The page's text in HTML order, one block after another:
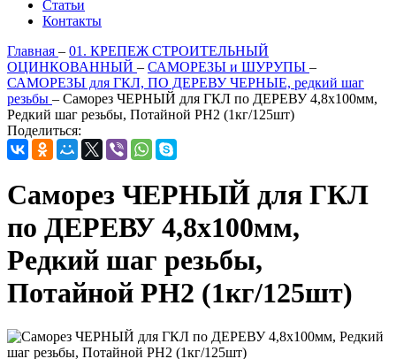
Статьи
Контакты
Главная – 01. КРЕПЕЖ СТРОИТЕЛЬНЫЙ
ОЦИНКОВАННЫЙ – САМОРЕЗЫ и ШУРУПЫ –
САМОРЕЗЫ для ГКЛ, ПО ДЕРЕВУ ЧЕРНЫЕ, редкий шаг
резьбы – Саморез ЧЕРНЫЙ для ГКЛ по ДЕРЕВУ 4,8х100мм,
Редкий шаг резьбы, Потайной PH2 (1кг/125шт)
Поделиться:
Саморез ЧЕРНЫЙ для ГКЛ
по ДЕРЕВУ 4,8х100мм,
Редкий шаг резьбы,
Потайной PH2 (1кг/125шт)